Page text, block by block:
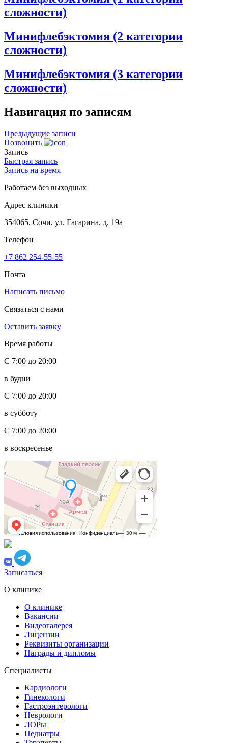
сложности)
Минифлебэктомия (2 категории
сложности)
Минифлебэктомия (3 категории
сложности)
Навигация по записям
Предыдущие записи
Позвонить
Запись
Быстрая запись
Запись на время
Работаем без выходных
Адрес клиники
354065, Сочи, ул. Гагарина, д. 19а
Телефон
+7 862 254-55-55
Почта
Написать письмо
Связаться с нами
Оставить заявку
Время работы
С 7:00 до 20:00
в будни
С 7:00 до 20:00
в субботу
С 7:00 до 20:00
в воскресенье
Записаться
О клинике
О клинике
Вакансии
Видеогалерея
Лицензии
Реквизиты организации
Награды и дипломы
Специалисты
Кардиологи
Гинекологи
Гастроэнтерологи
Неврологи
ЛОРы
Педиатры